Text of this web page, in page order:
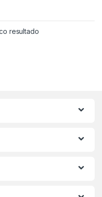
Las opciones se
resultado